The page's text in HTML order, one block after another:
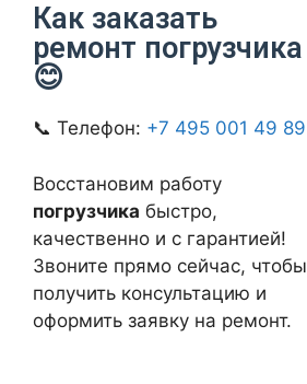
Как заказать
ремонт погрузчика
😊
📞 Телефон: +7 495 001 49 89
Восстановим работу
погрузчика быстро,
качественно и с гарантией!
Звоните прямо сейчас, чтобы
получить консультацию и
оформить заявку на ремонт.